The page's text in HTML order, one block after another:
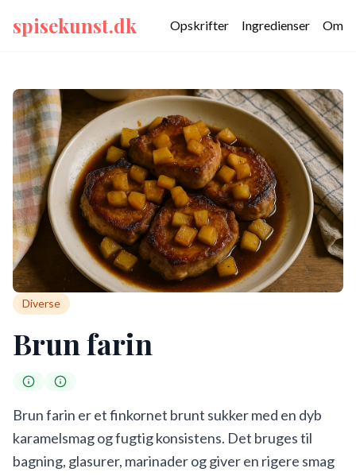
spisekunst.dk Opskrifter Ingredienser Om
Diverse
Brun farin
Brun farin er et finkornet brunt sukker med en dyb
karamelsmag og fugtig konsistens. Det bruges til
bagning, glasurer, marinader og giver en rigere smag